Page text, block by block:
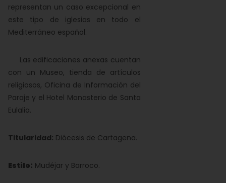
representan un caso excepcional en
este tipo de iglesias en todo el
Mediterráneo español.
Las edificaciones anexas cuentan
con un Museo, tienda de artículos
religiosos, Oficina de Información del
Paraje y el Hotel Monasterio de Santa
Eulalia.
Titularidad: Diócesis de Cartagena.
Estilo: Mudéjar y Barroco.